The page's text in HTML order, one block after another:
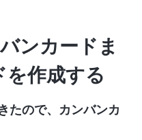
ンカードま
作成する
たので、カンバンカ